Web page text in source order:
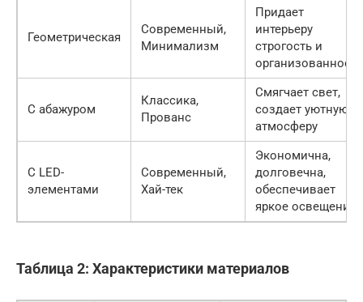
Геометрическая
Современный,
Минимализм
Придает
интерьеру
строгость и
организованность
С абажуром
Классика,
Прованс
Смягчает свет,
создает уютную
атмосферу
С LED-
элементами
Современный,
Хай-тек
Экономична,
долговечна,
обеспечивает
яркое освещение
Таблица 2: Характеристики материалов